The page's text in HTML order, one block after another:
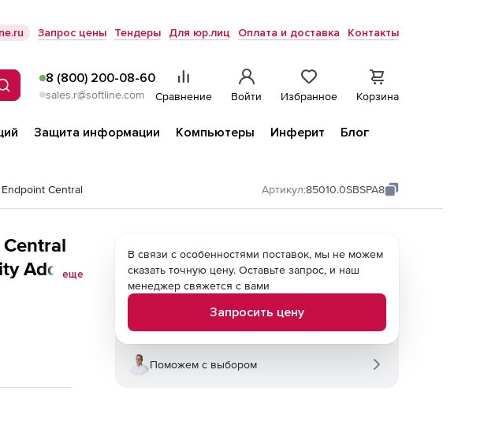
Запрос цены Тендеры Для юр.лиц Оплата и доставка Контакты
Поиск
8 (800) 200-08-60
sales.r@softline.com Сравнение Войти Избранное Корзина
Защита информации Компьютеры Инферит
Блог
Central Артикул:85010.0SBSPA8
Add-еще
В связи с особенностями поставок, мы не можем
сказать точную цену. Оставьте запрос, и наш
менеджер свяжется с вами
Запросить цену
Поможем с выбором